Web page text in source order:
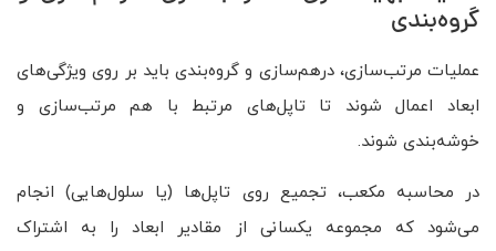
گروه‌بندی
عملیات مرتب‌سازی، درهم‌سازی و گروه‌بندی باید بر روی ویژگی‌های
ابعاد اعمال شوند تا تاپل‌های مرتبط با هم مرتب‌سازی و
خوشه‌بندی شوند.
در محاسبه مکعب، تجمیع روی تاپل‌ها (یا سلول‌هایی) انجام
می‌شود که مجموعه یکسانی از مقادیر ابعاد را به اشتراک